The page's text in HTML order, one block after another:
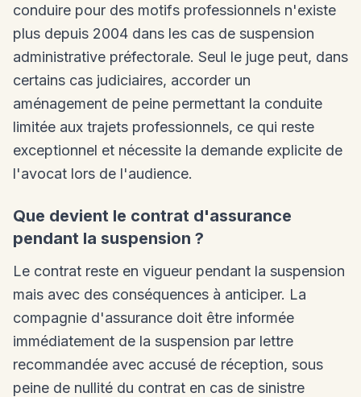
conduire pour des motifs professionnels n'existe
plus depuis 2004 dans les cas de suspension
administrative préfectorale. Seul le juge peut, dans
certains cas judiciaires, accorder un
aménagement de peine permettant la conduite
limitée aux trajets professionnels, ce qui reste
exceptionnel et nécessite la demande explicite de
l'avocat lors de l'audience.
Que devient le contrat d'assurance
pendant la suspension ?
Le contrat reste en vigueur pendant la suspension
mais avec des conséquences à anticiper. La
compagnie d'assurance doit être informée
immédiatement de la suspension par lettre
recommandée avec accusé de réception, sous
peine de nullité du contrat en cas de sinistre